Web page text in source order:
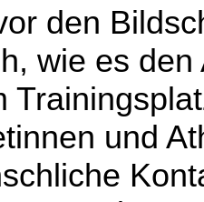
den
wie es
und